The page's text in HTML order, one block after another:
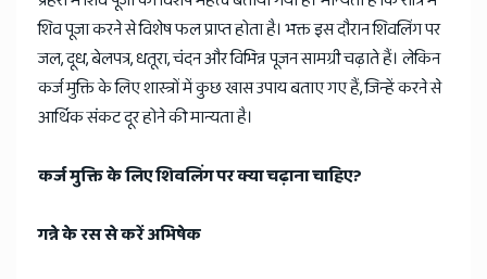
शिव पूजा करने से विशेष फल प्राप्त होता है। भक्त इस दौरान शिवलिंग पर
जल, दूध, बेलपत्र, धतूरा, चंदन और विभिन्न पूजन सामग्री चढ़ाते हैं। लेकिन
कर्ज मुक्ति के लिए शास्त्रों में कुछ खास उपाय बताए गए हैं, जिन्हें करने से
आर्थिक संकट दूर होने की मान्यता है।
कर्ज मुक्ति के लिए शिवलिंग पर क्या चढ़ाना चाहिए?
गन्ने के रस से करें अभिषेक